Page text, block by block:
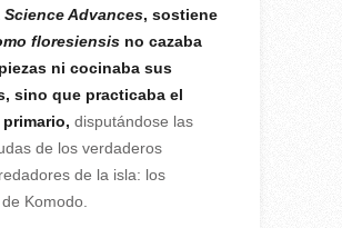
Science Advances, sostiene
floresiensisno cazaba
ni cocinaba sus
sino que practicaba el
disputándose las
de los verdaderos
de la isla: los
Komodo.